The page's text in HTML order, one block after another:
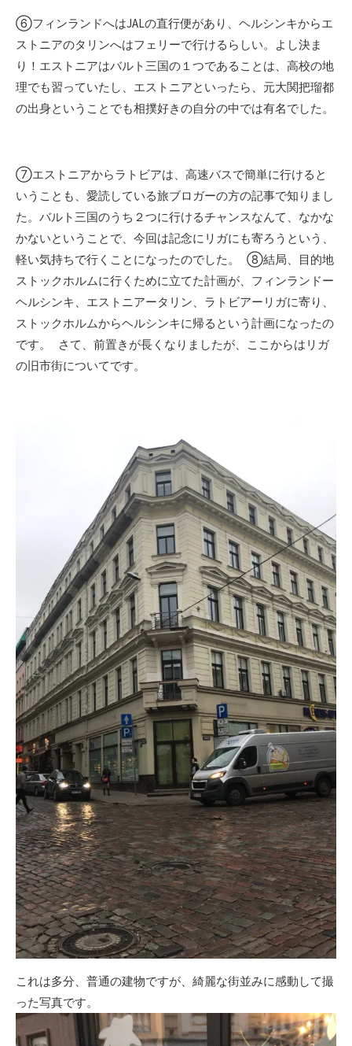
⑥フィンランドへはJALの直行便があり、ヘルシンキからエ
ストニアのタリンへはフェリーで行けるらしい。よし決ま
り！エストニアはバルト三国の１つであることは、高校の地
理でも習っていたし、エストニアといったら、元大関把瑠都
の出身ということでも相撲好きの自分の中では有名でした。
⑦エストニアからラトビアは、高速バスで簡単に行けると
いうことも、愛読している旅ブロガーの方の記事で知りまし
た。バルト三国のうち２つに行けるチャンスなんて、なかな
かないということで、今回は記念にリガにも寄ろうという、
軽い気持ちで行くことになったのでした。 ⑧結局、目的地
ストックホルムに行くために立てた計画が、フィンランドー
ヘルシンキ、エストニアータリン、ラトビアーリガに寄り、
ストックホルムからヘルシンキに帰るという計画になったの
です。 さて、前置きが長くなりましたが、ここからはリガ
の旧市街についてです。
これは多分、普通の建物ですが、綺麗な街並みに感動して撮
った写真です。